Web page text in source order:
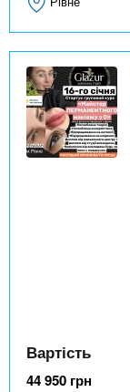
Вартість
44 950 грн